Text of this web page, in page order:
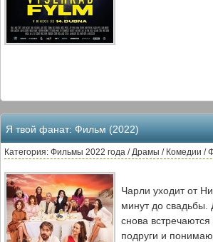
Я твой фанат: Фильм (2022)
Категория: Фильмы 2022 года / Драмы / Комедии /
Чарли уходит от
минут до свадьбы.
снова
подруги и